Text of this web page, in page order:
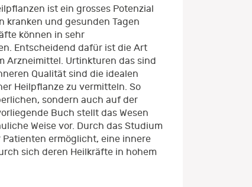
ist ein grosses Potenzial
kranken und gesunden Tagen
können in sehr
Entscheidend dafür ist die Art
Arzneimittel. Urtinkturen das sind
Qualität sind die idealen
Heilpflanze zu vermitteln. So
sondern auch auf der
Buch stellt das Wesen
Weise vor. Durch das Studium
Patienten ermöglicht, eine innere
sich deren Heilkräfte in hohem